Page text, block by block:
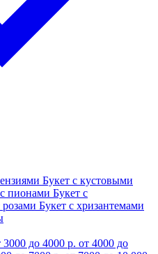
Букет с кустовыми
пионами Букет с
розами Букет с хризантемами
3000 до 4000 р. от 4000 до